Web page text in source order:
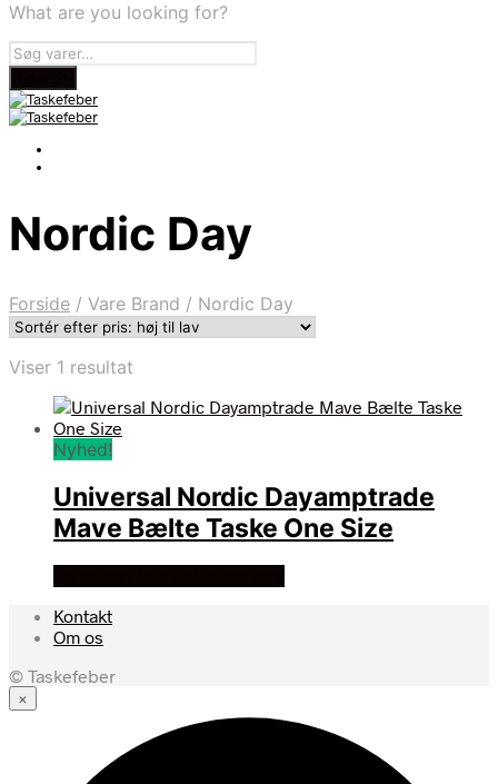
What are you looking for?
Nordic Day
Forside / Vare Brand / Nordic Day
Viser 1 resultat
Nyhed!
Universal Nordic Dayamptrade
Mave Bælte Taske One Size
Kontakt
Om os
© Taskefeber
×